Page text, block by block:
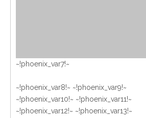
~!phoenix_var7!~
~!phoenix_var8!~ ~!phoenix_var9!~
~!phoenix_var10!~ ~!phoenix_var11!~
~!phoenix_var12!~ ~!phoenix_var13!~